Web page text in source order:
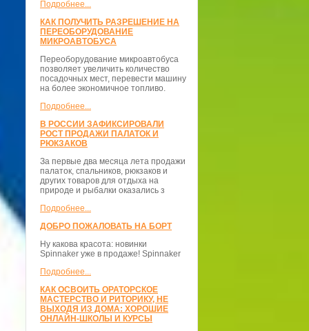
Подробнее...
КАК ПОЛУЧИТЬ РАЗРЕШЕНИЕ НА
ПЕРЕОБОРУДОВАНИЕ
МИКРОАВТОБУСА
Переоборудование микроавтобуса
позволяет увеличить количество
посадочных мест, перевести машину
на более экономичное топливо.
Подробнее...
В РОССИИ ЗАФИКСИРОВАЛИ
РОСТ ПРОДАЖИ ПАЛАТОК И
РЮКЗАКОВ
За первые два месяца лета продажи
палаток, спальников, рюкзаков и
других товаров для отдыха на
природе и рыбалки оказались з
Подробнее...
ДОБРО ПОЖАЛОВАТЬ НА БОРТ
Ну какова красота: новинки
Spinnaker уже в продаже! Spinnaker
Подробнее...
КАК ОСВОИТЬ ОРАТОРСКОЕ
МАСТЕРСТВО И РИТОРИКУ, НЕ
ВЫХОДЯ ИЗ ДОМА: ХОРОШИЕ
ОНЛАЙН-ШКОЛЫ И КУРСЫ